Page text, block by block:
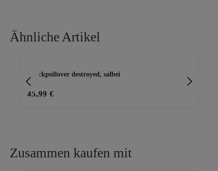
Ähnliche Artikel
Strickpullover destroyed, salbei
45,99 €
Zusammen kaufen mit